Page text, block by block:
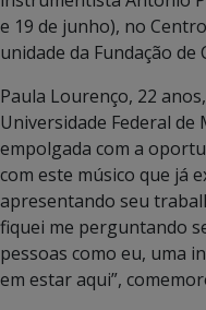
e 19 de junho), no
unidade da Fundação
Paula Lourenço, 22
Universidade Federal
empolgada com a
com este músico que já
apresentando seu
fiquei me perguntando
pessoas como eu, uma
em estar aqui”,